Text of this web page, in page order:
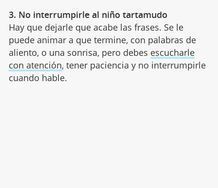
3. No interrumpirle al niño tartamudo
Hay que dejarle que acabe las frases. Se le
puede animar a que termine, con palabras de
aliento, o una sonrisa, pero debes escucharle
con atención, tener paciencia y no interrumpirle
cuando hable.